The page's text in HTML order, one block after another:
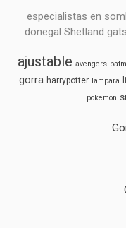
especialistas en
donegal Shetland
ajustable avengers
gorra harrypotter lampara
pokemon